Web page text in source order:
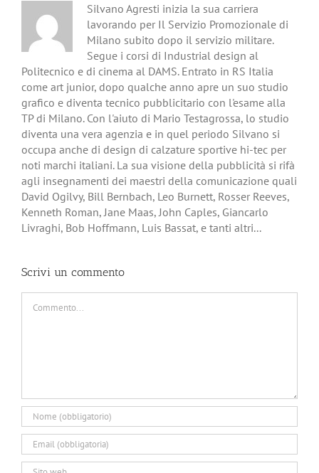
Silvano Agresti inizia la sua carriera
lavorando per Il Servizio Promozionale di
Milano subito dopo il servizio militare.
Segue i corsi di Industrial design al
Politecnico e di cinema al DAMS. Entrato in RS Italia
come art junior, dopo qualche anno apre un suo studio
grafico e diventa tecnico pubblicitario con l'esame alla
TP di Milano. Con l'aiuto di Mario Testagrossa, lo studio
diventa una vera agenzia e in quel periodo Silvano si
occupa anche di design di calzature sportive hi-tec per
noti marchi italiani. La sua visione della pubblicità si rifà
agli insegnamenti dei maestri della comunicazione quali
David Ogilvy, Bill Bernbach, Leo Burnett, Rosser Reeves,
Kenneth Roman, Jane Maas, John Caples, Giancarlo
Livraghi, Bob Hoffmann, Luis Bassat, e tanti altri...
Scrivi un commento